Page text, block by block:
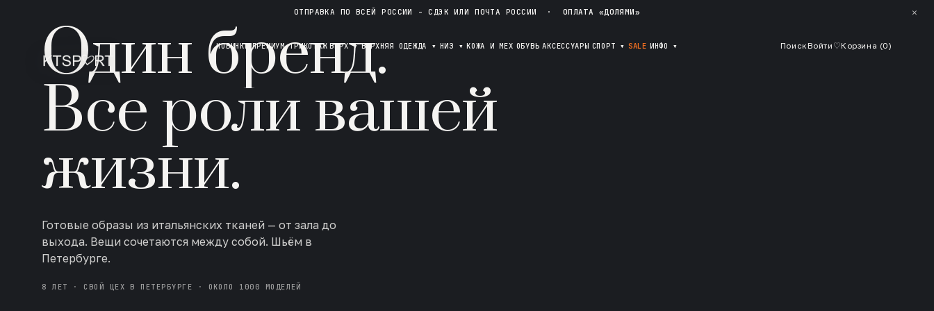
ОТПРАВКА ПО ВСЕЙ РОССИИ - СДЭК ИЛИ ПОЧТА РОССИИ · ОПЛАТА «ДОЛЯМИ» ✕
НОВИНКИ ПРЕМИУМ ТРИКОТАЖ ВЕРХ▾ ВЕРХНЯЯ ОДЕЖДА ▾ НИЗ ▾ КОЖА И МЕХ ОБУВЬ АКСЕССУАРЫ СПОРТ ▾ SALE ИНФО ▾ ПоискВойти ♡Корзина (0)
Один бренд.
Все роли вашей
жизни.
Готовые образы из итальянских тканей — от зала до
выхода. Вещи сочетаются между собой. Шьём в
Петербурге.
8 ЛЕТ · СВОЙ ЦЕХ В ПЕТЕРБУРГЕ · ОКОЛО 1000 МОДЕЛЕЙ